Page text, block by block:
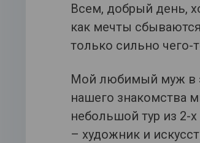
Всем, добрый день,
как мечты
только сильно чего-
Мой любимый муж в
нашего знакомства
небольшой тур из 2-
– художник и